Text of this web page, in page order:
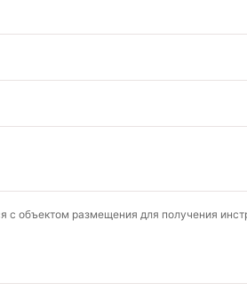
с объектом размещения для получения